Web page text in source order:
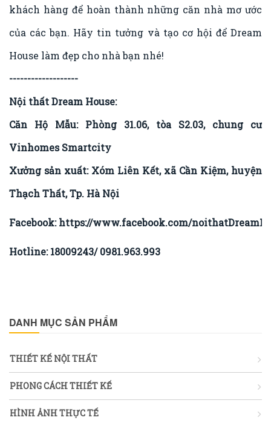
khách hàng để hoàn thành những căn nhà mơ ước
của các bạn. Hãy tin tưởng và tạo cơ hội để Dream
House làm đẹp cho nhà bạn nhé!
-------------------
Nội thất Dream House:
Căn Hộ Mẫu: Phòng 31.06, tòa S2.03, chung cư
Vinhomes Smartcity
Xưởng sản xuất: Xóm Liên Kết, xã Cần Kiệm, huyện
Thạch Thất, Tp. Hà Nội
Facebook:https://www.facebook.com/
Hotline: 18009243/ 0981.963.993
DANH MỤC SẢN PHẨM
THIẾT KẾ NỘI THẤT
PHONG CÁCH THIẾT KẾ
HÌNH ẢNH THỰC TẾ